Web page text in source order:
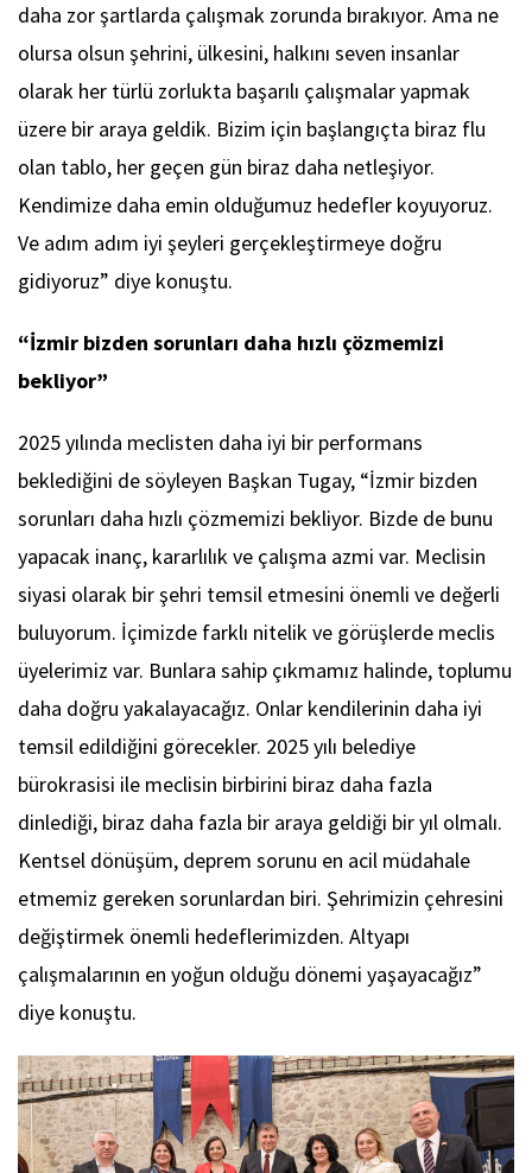
daha zor şartlarda çalışmak zorunda bırakıyor. Ama ne
olursa olsun şehrini, ülkesini, halkını seven insanlar
olarak her türlü zorlukta başarılı çalışmalar yapmak
üzere bir araya geldik. Bizim için başlangıçta biraz flu
olan tablo, her geçen gün biraz daha netleşiyor.
Kendimize daha emin olduğumuz hedefler koyuyoruz.
Ve adım adım iyi şeyleri gerçekleştirmeye doğru
gidiyoruz” diye konuştu.
“İzmir bizden sorunları daha hızlı çözmemizi
bekliyor”
2025 yılında meclisten daha iyi bir performans
beklediğini de söyleyen Başkan Tugay, “İzmir bizden
sorunları daha hızlı çözmemizi bekliyor. Bizde de bunu
yapacak inanç, kararlılık ve çalışma azmi var. Meclisin
siyasi olarak bir şehri temsil etmesini önemli ve değerli
buluyorum. İçimizde farklı nitelik ve görüşlerde meclis
üyelerimiz var. Bunlara sahip çıkmamız halinde, toplumu
daha doğru yakalayacağız. Onlar kendilerinin daha iyi
temsil edildiğini görecekler. 2025 yılı belediye
bürokrasisi ile meclisin birbirini biraz daha fazla
dinlediği, biraz daha fazla bir araya geldiği bir yıl olmalı.
Kentsel dönüşüm, deprem sorunu en acil müdahale
etmemiz gereken sorunlardan biri. Şehrimizin çehresini
değiştirmek önemli hedeflerimizden. Altyapı
çalışmalarının en yoğun olduğu dönemi yaşayacağız”
diye konuştu.